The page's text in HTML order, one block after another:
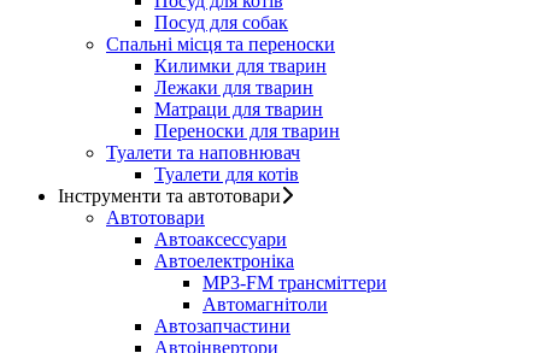
Посуд для собак
Спальні місця та переноски
Килимки для тварин
Лежаки для тварин
Матраци для тварин
Переноски для тварин
Туалети та наповнювач
Туалети для котів
Інструменти та автотовари
Автотовари
Автоаксессуари
Автоелектроніка
MP3-FM трансміттери
Автомагнітоли
Автозапчастини
Автоінвертори